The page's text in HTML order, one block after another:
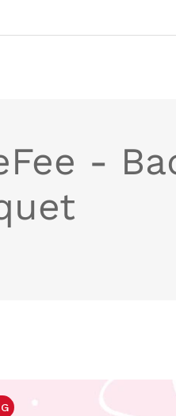
-